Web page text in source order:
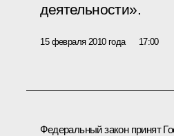
деятельности».
15 февраля 2010 года 17:00
Федеральный закон принят